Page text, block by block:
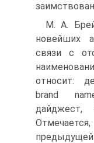
М. А.
новейших
связи с
относит:
brand
дайджест,